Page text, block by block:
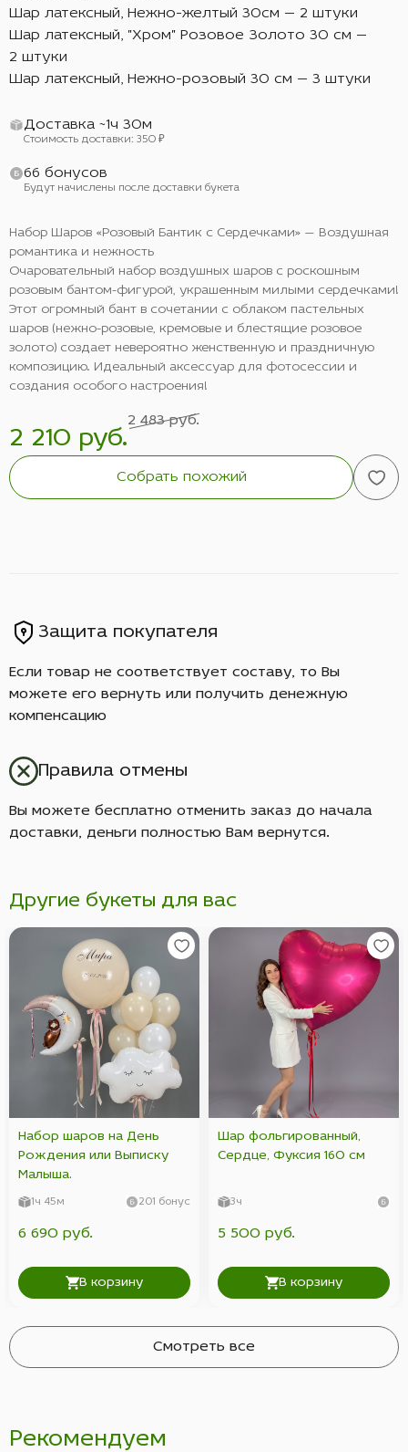
Шар латексный, Нежно-желтый 30см — 2 штуки
Шар латексный, "Хром" Розовое Золото 30 см —
2 штуки
Шар латексный, Нежно-розовый 30 см — 3 штуки
Доставка ~1ч 30м
Стоимость доставки: 350 ₽
66 бонусов
Будут начислены после доставки букета
Набор Шаров «Розовый Бантик с Сердечками» — Воздушная
романтика и нежность
Очаровательный набор воздушных шаров с роскошным
розовым бантом-фигурой, украшенным милыми сердечками!
Этот огромный бант в сочетании с облаком пастельных
шаров (нежно-розовые, кремовые и блестящие розовое
золото) создает невероятно женственную и праздничную
композицию. Идеальный аксессуар для фотосессии и
создания особого настроения!
2 210 руб.
2 483 руб.
Собрать похожий
Защита покупателя
Если товар не соответствует составу, то Вы
можете его вернуть или получить денежную
компенсацию
Правила отмены
Вы можете бесплатно отменить заказ до начала
доставки, деньги полностью Вам вернутся.
Другие букеты для вас
Набор шаров на День
Рождения или Выписку
Малыша.
1ч 45м 201 бонус
6 690 руб.
В корзину
Шар фольгированный,
Сердце, Фуксия 160 см
3ч
5 500 руб.
В корзину
Смотреть все
Рекомендуем